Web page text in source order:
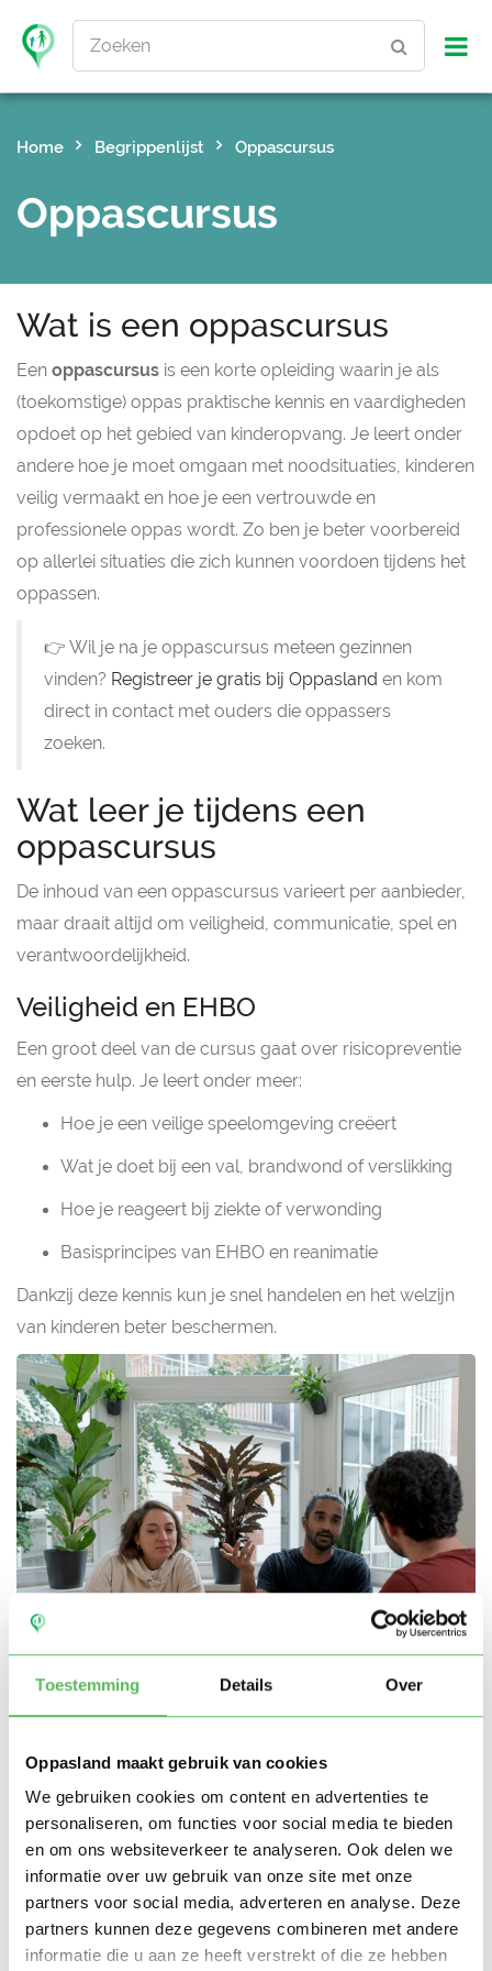
Toestemming Details Over
Oppasland maakt gebruik van cookies
We gebruiken cookies om content en advertenties te
personaliseren, om functies voor social media te bieden
en om ons websiteverkeer te analyseren. Ook delen we
informatie over uw gebruik van onze site met onze
partners voor social media, adverteren en analyse. Deze
partners kunnen deze gegevens combineren met andere
informatie die u aan ze heeft verstrekt of die ze hebben
Zoeken
Home Begrippenlijst Oppascursus
Oppascursus
Wat is een oppascursus
Een oppascursus is een korte opleiding waarin je als
(toekomstige) oppas praktische kennis en vaardigheden
opdoet op het gebied van kinderopvang. Je leert onder
andere hoe je moet omgaan met noodsituaties, kinderen
veilig vermaakt en hoe je een vertrouwde en
professionele oppas wordt. Zo ben je beter voorbereid
op allerlei situaties die zich kunnen voordoen tijdens het
oppassen.
👉 Wil je na je oppascursus meteen gezinnen
vinden? Registreer je gratis bij Oppasland en kom
direct in contact met ouders die oppassers
zoeken.
Wat leer je tijdens een
oppascursus
De inhoud van een oppascursus varieert per aanbieder,
maar draait altijd om veiligheid, communicatie, spel en
verantwoordelijkheid.
Veiligheid en EHBO
Een groot deel van de cursus gaat over risicopreventie
en eerste hulp. Je leert onder meer:
Hoe je een veilige speelomgeving creëert
Wat je doet bij een val, brandwond of verslikking
Hoe je reageert bij ziekte of verwonding
Basisprincipes van EHBO en reanimatie
Dankzij deze kennis kun je snel handelen en het welzijn
van kinderen beter beschermen.
Waarom een oppascursus
volgen
Het volgen van een oppascursus helpt je groeien als
oppas. Je ontwikkelt zelfvertrouwen, kennis en een
professionele houding.